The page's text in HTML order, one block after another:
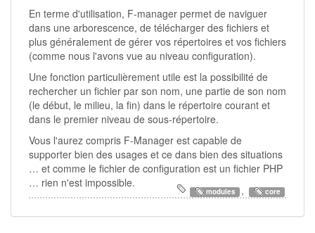
En terme d'utilisation, F-manager permet de naviguer
dans une arborescence, de télécharger des fichiers et
plus généralement de gérer vos répertoires et vos fichiers
(comme nous l'avons vue au niveau configuration).
Une fonction particulièrement utile est la possibilité de
rechercher un fichier par son nom, une partie de son nom
(le début, le milieu, la fin) dans le répertoire courant et
dans le premier niveau de sous-répertoire.
Vous l'aurez compris F-Manager est capable de
supporter bien des usages et ce dans bien des situations
… et comme le fichier de configuration est un fichier PHP
… rien n'est impossible.
modules , core